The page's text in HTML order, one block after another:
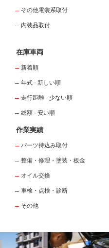
その他電装系取付
内装品取付
在庫車両
新着順
年式 - 新しい順
走行距離 - 少ない順
総額 - 安い順
作業実績
パーツ持込み取付
整備・修理・塗装・板金
オイル交換
車検・点検・診断
その他